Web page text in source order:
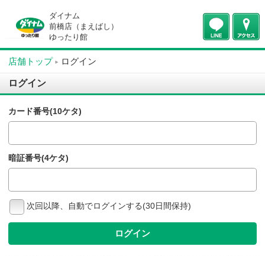
ダイナム
前橋店（まえばし）
ゆったり館
店舗トップ ログイン
ログイン
カード番号(10ケタ)
暗証番号(4ケタ)
次回以降、自動でログインする(30日間保持)